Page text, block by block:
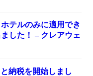
テルのみに適用でき
した！ – クレアウェ
納税を開始しまし